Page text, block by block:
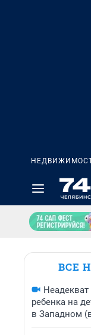
ВСЕ
ребенка на
в Западном